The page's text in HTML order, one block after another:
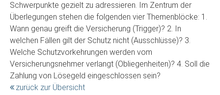
Schwerpunkte gezielt zu adressieren. Im Zentrum der
Überlegungen stehen die folgenden vier Themenblöcke: 1.
Wann genau greift die Versicherung (Trigger)? 2. In
welchen Fällen gilt der Schutz nicht (Ausschlüsse)? 3.
Welche Schutzvorkehrungen werden vom
Versicherungsnehmer verlangt (Obliegenheiten)? 4. Soll die
Zahlung von Lösegeld eingeschlossen sein?
zurück zur Übersicht